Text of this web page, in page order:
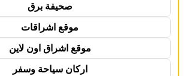
صحيفة برق
موقع اشراقات
موقع اشراق اون لاين
اركان سياحة وسفر